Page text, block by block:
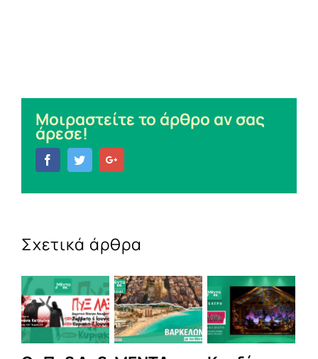
Μοιραστείτε το άρθρο αν σας
άρεσε!
FacebookTwitter
Σχετικά άρθρα